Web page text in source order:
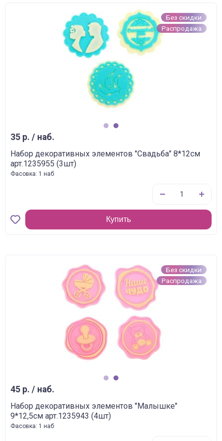
Без скидки
Распродажа
35 р. / наб.
Набор декоративных элементов "Свадьба" 8*12см
арт.1235955 (3шт)
Фасовка: 1 наб
Купить
Без скидки
Распродажа
45 р. / наб.
Набор декоративных элементов "Малышке"
9*12,5см арт.1235943 (4шт)
Фасовка: 1 наб